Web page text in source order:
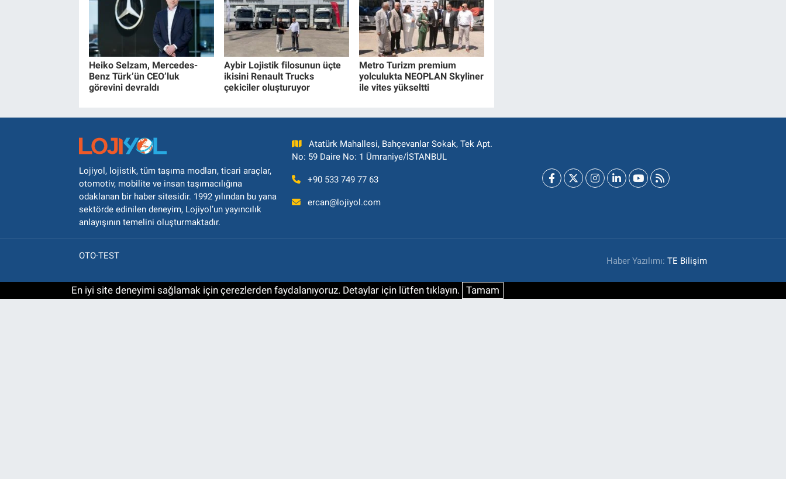
Heiko Selzam, Mercedes-
Benz Türk’ün CEO’luk
görevini devraldı
Aybir Lojistik filosunun üçte
ikisini Renault Trucks
çekiciler oluşturuyor
Metro Turizm premium
yolculukta NEOPLAN Skyliner
ile vites yükseltti
Lojiyol, lojistik, tüm taşıma modları, ticari araçlar,
otomotiv, mobilite ve insan taşımacılığına
odaklanan bir haber sitesidir. 1992 yılından bu yana
sektörde edinilen deneyim, Lojiyol’un yayıncılık
anlayışının temelini oluşturmaktadır.
Atatürk Mahallesi, Bahçevanlar Sokak, Tek Apt.
No: 59 Daire No: 1 Ümraniye/İSTANBUL
+90 533 749 77 63
ercan@lojiyol.com
OTO-TEST Haber Yazılımı:TE Bilişim
En iyi site deneyimi sağlamak için çerezlerden faydalanıyoruz. Detaylar için lütfen tıklayın. Tamam